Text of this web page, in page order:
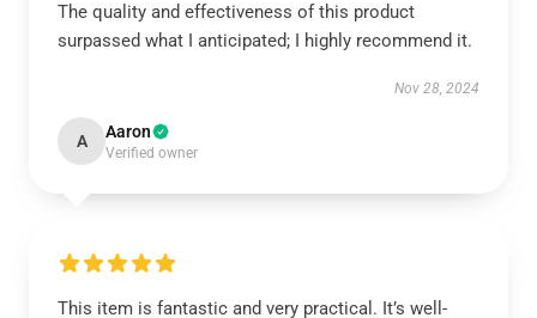
The quality and effectiveness of this product
surpassed what I anticipated; I highly recommend it.
Nov 28, 2024
A Aaron
Verified owner
This item is fantastic and very practical. It’s well-